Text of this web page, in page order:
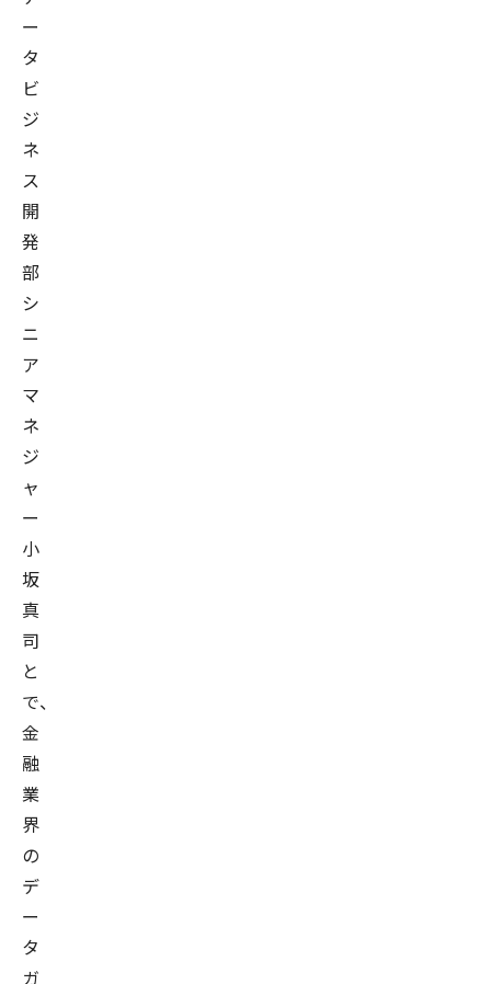
ー
タ
ビ
ジ
ネ
ス
開
発
部
シ
ニ
ア
マ
ネ
ジ
ャ
ー
小
坂
真
司
と
で、
金
融
業
界
の
デ
ー
タ
ガ